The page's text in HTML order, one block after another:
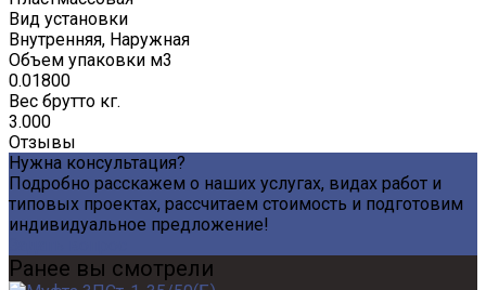
Вид установки
Внутренняя, Наружная
Объем упаковки м3
0.01800
Вес брутто кг.
3.000
Отзывы
Нужна консультация?
Подробно расскажем о наших услугах, видах работ и
типовых проектах, рассчитаем стоимость и подготовим
индивидуальное предложение!
Ранее вы смотрели